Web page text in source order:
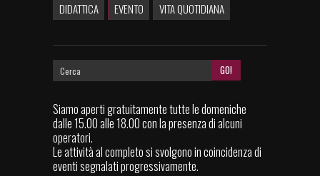
DIDATTICA
EVENTO VITA QUOTIDIANA
Siamo aperti gratuitamente tutte le domeniche
dalle 15.00 alle 18.00 con la presenza di alcuni
operatori.
Le attività al completo si svolgono in coincidenza di
eventi segnalati progressivamente.